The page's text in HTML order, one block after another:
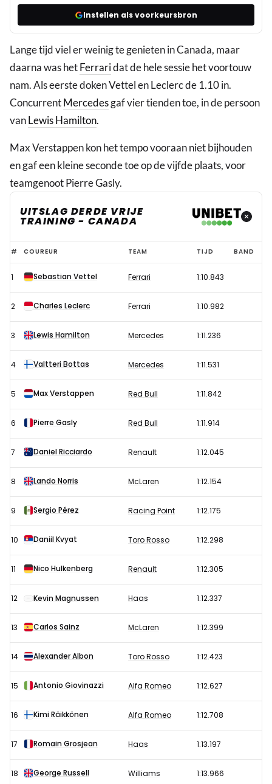
Instellen als voorkeursbron
Lange tijd viel er weinig te genieten in Canada, maar
daarna was hetFerraridat de hele sessie het voortouw
nam. Als eerste doken Vettel en Leclerc de 1.10 in.
ConcurrentMercedesgaf vier tienden toe, in de persoon
vanLewis Hamilton.
Max Verstappen kon het tempo vooraan niet bijhouden
en gaf een kleine seconde toe op de vijfde plaats, voor
teamgenoot Pierre Gasly.
UITSLAG DERDE VRIJE
TRAINING - CANADA
Uitslag
derde
vrije
training
1
GP
Canada
2019
# COUREUR TEAM TIJD BAND
1 Sebastian Vettel Ferrari 1:10.843
2 Charles Leclerc Ferrari 1:10.982
3 Lewis Hamilton Mercedes 1:11.236
4 Valtteri Bottas Mercedes 1:11.531
5 Max Verstappen Red Bull 1:11.842
6 Pierre Gasly Red Bull 1:11.914
7 Daniel Ricciardo Renault 1:12.045
8 Lando Norris McLaren 1:12.154
9 Sergio Pérez Racing Point 1:12.175
10 Daniil Kvyat Toro Rosso 1:12.298
11 Nico Hulkenberg Renault 1:12.305
12 Kevin Magnussen Haas 1:12.337
13 Carlos Sainz McLaren 1:12.399
14 Alexander Albon Toro Rosso 1:12.423
15 Antonio Giovinazzi Alfa Romeo 1:12.627
16 Kimi Räikkönen Alfa Romeo 1:12.708
17 Romain Grosjean Haas 1:13.197
18 George Russell Williams 1:13.966